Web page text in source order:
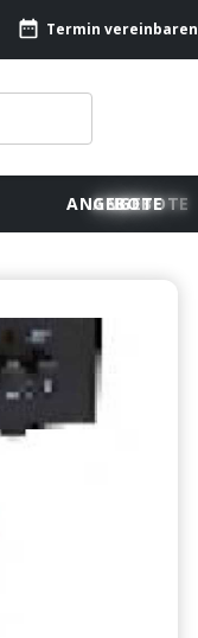
Termin vereinbaren
ANGEBOTE